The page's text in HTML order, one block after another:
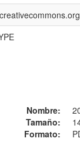
Nombre:
Tamaño:
Formato: